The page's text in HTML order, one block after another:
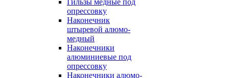
Гильзы медные под
опрессовку
Наконечник
штыревой алюмо-
медный
Наконечники
алюминиевые под
опрессовку
Наконечники алюмо-